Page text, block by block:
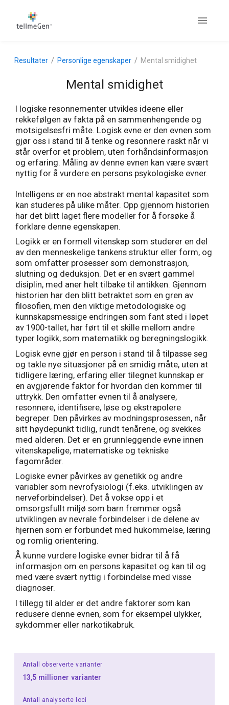
Resultater Personlige egenskaper Mental smidighet
Mental smidighet
I logiske resonnementer utvikles ideene eller
rekkefølgen av fakta på en sammenhengende og
motsigelsesfri måte. Logisk evne er den evnen som
gjør oss i stand til å tenke og resonnere raskt når vi
står overfor et problem, uten forhåndsinformasjon
og erfaring. Måling av denne evnen kan være svært
nyttig for å vurdere en persons psykologiske evner.
Intelligens er en noe abstrakt mental kapasitet som
kan studeres på ulike måter. Opp gjennom historien
har det blitt laget flere modeller for å forsøke å
forklare denne egenskapen.
Logikk er en formell vitenskap som studerer en del
av den menneskelige tankens struktur eller form, og
som omfatter prosesser som demonstrasjon,
slutning og deduksjon. Det er en svært gammel
disiplin, med aner helt tilbake til antikken. Gjennom
historien har den blitt betraktet som en gren av
filosofien, men den viktige metodologiske og
kunnskapsmessige endringen som fant sted i løpet
av 1900-tallet, har ført til et skille mellom andre
typer logikk, som matematikk og beregningslogikk.
Logisk evne gjør en person i stand til å tilpasse seg
og takle nye situasjoner på en smidig måte, uten at
tidligere læring, erfaring eller tilegnet kunnskap er
en avgjørende faktor for hvordan den kommer til
uttrykk. Den omfatter evnen til å analysere,
resonnere, identifisere, løse og ekstrapolere
begreper. Den påvirkes av modningsprosessen, når
sitt høydepunkt tidlig, rundt tenårene, og svekkes
med alderen. Det er en grunnleggende evne innen
vitenskapelige, matematiske og tekniske
fagområder.
Logiske evner påvirkes av genetikk og andre
variabler som nevrofysiologi (f.eks. utviklingen av
nerveforbindelser). Det å vokse opp i et
omsorgsfullt miljø som barn fremmer også
utviklingen av nevrale forbindelser i de delene av
hjernen som er forbundet med hukommelse, læring
og romlig orientering.
Å kunne vurdere logiske evner bidrar til å få
informasjon om en persons kapasitet og kan til og
med være svært nyttig i forbindelse med visse
diagnoser.
I tillegg til alder er det andre faktorer som kan
redusere denne evnen, som for eksempel ulykker,
sykdommer eller narkotikabruk.
Antall observerte varianter
13,5 millioner varianter
Antall analyserte loci